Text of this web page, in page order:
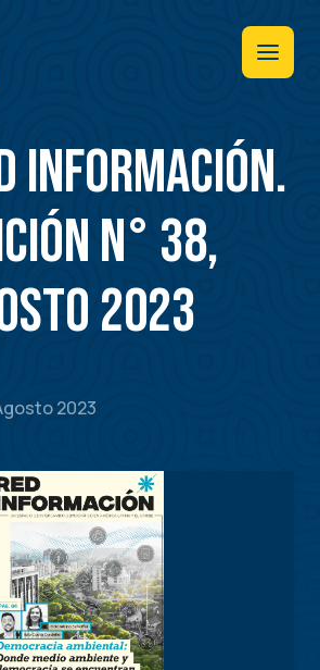
INFORMACIÓN.
N° 38,
2023
2023